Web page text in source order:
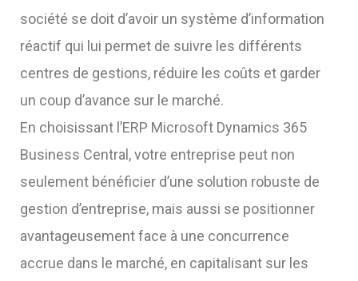
société se doit d’avoir un système d’information
réactif qui lui permet de suivre les différents
centres de gestions, réduire les coûts et garder
un coup d’avance sur le marché.
En choisissant l’ERP Microsoft Dynamics 365
Business Central, votre entreprise peut non
seulement bénéficier d’une solution robuste de
gestion d’entreprise, mais aussi se positionner
avantageusement face à une concurrence
accrue dans le marché, en capitalisant sur les